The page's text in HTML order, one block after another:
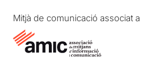
Mitjà de comunicació associat a